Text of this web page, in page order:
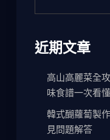
近期文章
高山高麗菜全
味食譜一次看懂
韓式醐蘿蔔製
見問題解答